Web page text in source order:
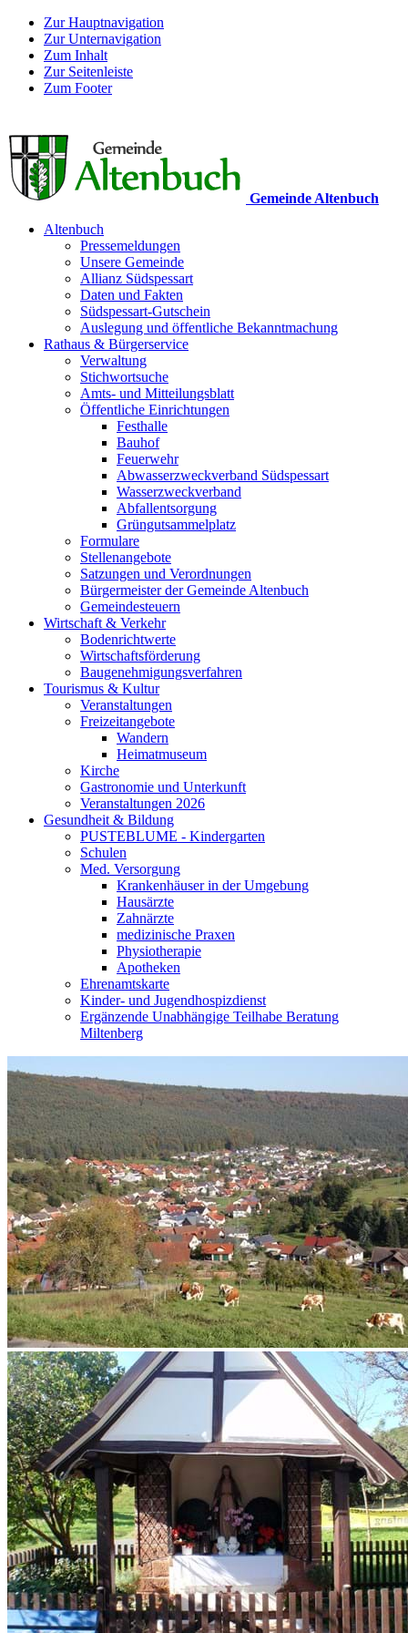
Zur Hauptnavigation
Zur Unternavigation
Zum Inhalt
Zur Seitenleiste
Zum Footer
Gemeinde Altenbuch
Altenbuch
Pressemeldungen
Unsere Gemeinde
Allianz Südspessart
Daten und Fakten
Südspessart-Gutschein
Auslegung und öffentliche Bekanntmachung
Rathaus & Bürgerservice
Verwaltung
Stichwortsuche
Amts- und Mitteilungsblatt
Öffentliche Einrichtungen
Festhalle
Bauhof
Feuerwehr
Abwasserzweckverband Südspessart
Wasserzweckverband
Abfallentsorgung
Grüngutsammelplatz
Formulare
Stellenangebote
Satzungen und Verordnungen
Bürgermeister der Gemeinde Altenbuch
Gemeindesteuern
Wirtschaft & Verkehr
Bodenrichtwerte
Wirtschaftsförderung
Baugenehmigungsverfahren
Tourismus & Kultur
Veranstaltungen
Freizeitangebote
Wandern
Heimatmuseum
Kirche
Gastronomie und Unterkunft
Veranstaltungen 2026
Gesundheit & Bildung
PUSTEBLUME - Kindergarten
Schulen
Med. Versorgung
Krankenhäuser in der Umgebung
Hausärzte
Zahnärzte
medizinische Praxen
Physiotherapie
Apotheken
Ehrenamtskarte
Kinder- und Jugendhospizdienst
Ergänzende Unabhängige Teilhabe Beratung
Miltenberg